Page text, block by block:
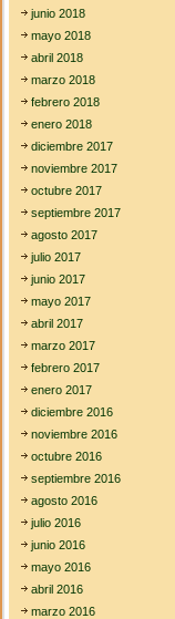
junio 2018
mayo 2018
abril 2018
marzo 2018
febrero 2018
enero 2018
diciembre 2017
noviembre 2017
octubre 2017
septiembre 2017
agosto 2017
julio 2017
junio 2017
mayo 2017
abril 2017
marzo 2017
febrero 2017
enero 2017
diciembre 2016
noviembre 2016
octubre 2016
septiembre 2016
agosto 2016
julio 2016
junio 2016
mayo 2016
abril 2016
marzo 2016